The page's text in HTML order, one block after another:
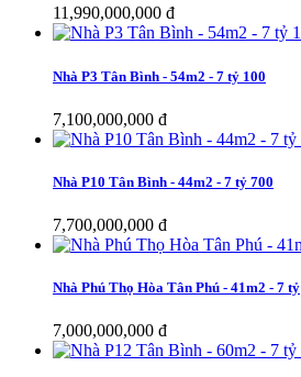
11,990,000,000 đ
Nhà P3 Tân Bình - 54m2 - 7 tỷ 100
7,100,000,000 đ
Nhà P10 Tân Bình - 44m2 - 7 tỷ 700
7,700,000,000 đ
Nhà Phú Thọ Hòa Tân Phú - 41m2 - 7 tỷ
7,000,000,000 đ